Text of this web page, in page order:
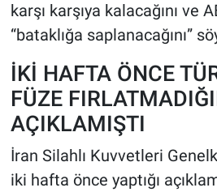
karşı karşıya kalacağını ve
“bataklığa saplanacağını”
İKİ HAFTA ÖNCE
FÜZE
AÇIKLAMIŞTI
İran Silahlı Kuvvetleri
iki hafta önce yaptığı